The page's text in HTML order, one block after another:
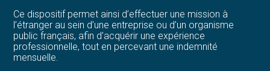
Ce dispositif permet ainsi d’effectuer une mission à
l’étranger au sein d’une entreprise ou d’un organisme
public français, afin d’acquérir une expérience
professionnelle, tout en percevant une indemnité
mensuelle.